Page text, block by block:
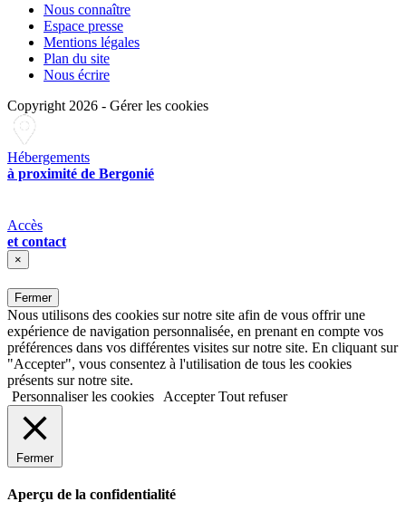
Nous connaître
Espace presse
Mentions légales
Plan du site
Nous écrire
Copyright 2026 - Gérer les cookies
Hébergements
à proximité de Bergonié
Accès
et contact
×
Fermer
Nous utilisons des cookies sur notre site afin de vous offrir une
expérience de navigation personnalisée, en prenant en compte vos
préférences dans vos différentes visites sur notre site. En cliquant sur
"Accepter", vous consentez à l'utilisation de tous les cookies
présents sur notre site.
Personnaliser les cookies
Accepter Tout refuser
Fermer
Aperçu de la confidentialité